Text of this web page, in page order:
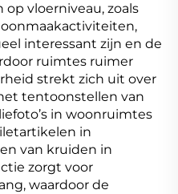
vloerniveau, zoals
interessant zijn en de
ruimtes ruimer
strekt zich uit over
tentoonstellen van
in woonruimtes
in
van kruiden in
zorgt voor
waardoor de